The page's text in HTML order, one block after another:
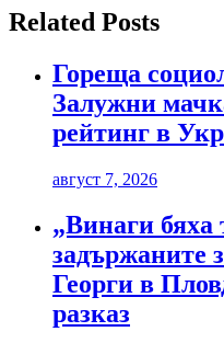
Related Posts
Гореща
Залужни
рейтинг в
август 7, 2026
„Винаги
задържаните
Георги в
разказ